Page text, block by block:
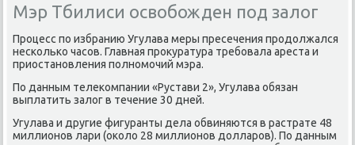
Мэр Тбилиси освобожден под залог
Процесс по избранию Угулава меры пресечения продолжался
несколько часов. Главная прокуратура требовала ареста и
приостановления полномочий мэра.
По данным телекомпании «Рустави 2», Угулава обязан
выплатить залог в течение 30 дней.
Угулава и другие фигуранты дела обвиняются в растрате 48
миллионов лари (около 28 миллионов долларов). По данным